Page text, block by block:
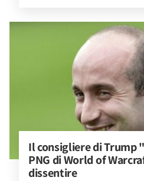
Il consigliere di Trump
PNG di World of
dissentire